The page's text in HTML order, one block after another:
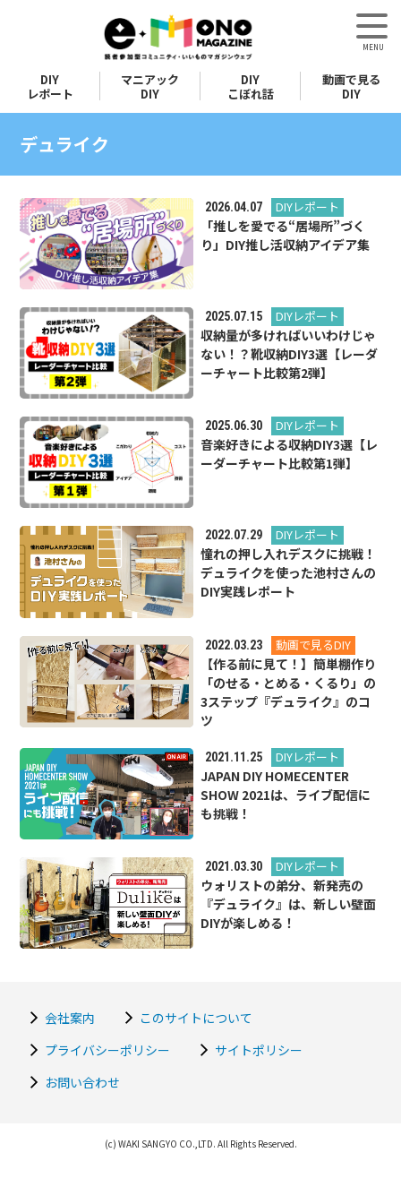
DIY
レポート
マニアック
DIY
DIY
こぼれ話
動画で見る
DIY
デュライク
2026.04.07 DIYレポート
「推しを愛でる“居場所”づく
り」DIY推し活収納アイデア集
2025.07.15 DIYレポート
収納量が多ければいいわけじゃ
ない！？靴収納DIY3選【レーダ
ーチャート比較第2弾】
2025.06.30 DIYレポート
音楽好きによる収納DIY3選【レ
ーダーチャート比較第1弾】
2022.07.29 DIYレポート
憧れの押し入れデスクに挑戦！
デュライクを使った池村さんの
DIY実践レポート
2022.03.23 動画で見るDIY
【作る前に見て！】簡単棚作り
「のせる・とめる・くるり」の
3ステップ『デュライク』のコ
ツ
2021.11.25 DIYレポート
JAPAN DIY HOMECENTER
SHOW 2021は、ライブ配信に
も挑戦！
2021.03.30 DIYレポート
ウォリストの弟分、新発売の
『デュライク』は、新しい壁面
DIYが楽しめる！
会社案内
このサイトについて
プライバシーポリシー
サイトポリシー
お問い合わせ
(c) WAKI SANGYO CO.,LTD. All Rights Reserved.